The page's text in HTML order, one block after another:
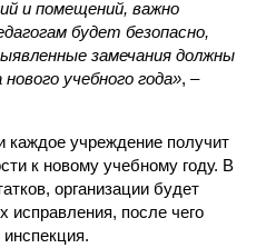
и помещений, важно
будет безопасно,
замечания должны
учебного года», –
каждое учреждение получит
к новому учебному году. В
организации будет
исправления, после чего